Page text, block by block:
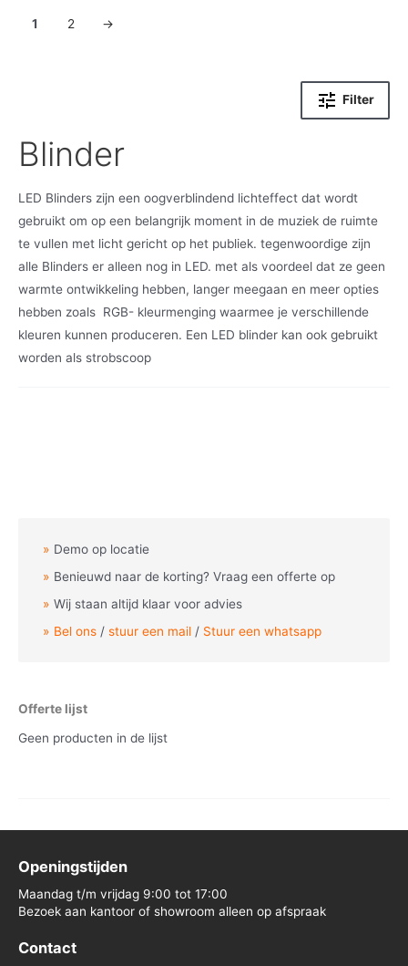
Demo op locatie
Benieuwd naar de korting? Vraag een offerte op
Wij staan altijd klaar voor advies
Bel ons /stuur een mail / Stuur een whatsapp
Offerte lijst
Geen producten in de lijst
Filter
Blinder
LED Blinders zijn een oogverblindend lichteffect dat wordt
gebruikt om op een belangrijk moment in de muziek de ruimte
te vullen met licht gericht op het publiek. tegenwoordige zijn
alle Blinders er alleen nog in LED. met als voordeel dat ze geen
warmte ontwikkeling hebben, langer meegaan en meer opties
hebben zoals RGB- kleurmenging waarmee je verschillende
kleuren kunnen produceren. Een LED blinder kan ook gebruikt
worden als strobscoop
1 2 →
Openingstijden
Maandag t/m vrijdag 9:00 tot 17:00
Bezoek aan kantoor of showroom alleen op afspraak
Contact